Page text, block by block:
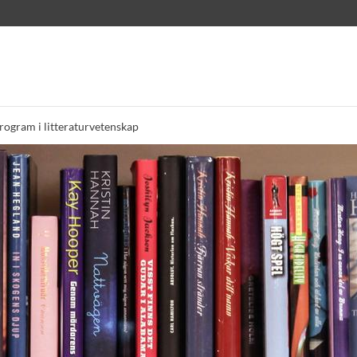
i litteraturvetenskap